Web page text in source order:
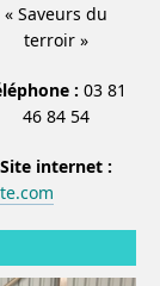
« Saveurs du
terroir »
: 03 81
46 84 54
Site internet :